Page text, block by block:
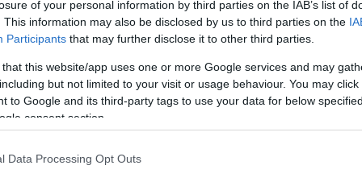
of your personal information by third parties on the IAB’s list of
This information may also be disclosed by us to third parties on the
Participants that may further disclose it to other third parties.
that this website/app uses one or more Google services and may
but not limited to your visit or usage behaviour. You may
to Google and its third-party tags to use your data for below
consent section.
Data Processing Opt Outs
affrontato infortuni, è stato emarginato e
preoccupazioni professionali sono ora
una situazione ben più grave con la sua
un cancro. Il calciatore ha condiviso sui
moglie, che ha iniziato il suo percorso
ha sottolineato che la loro sfida
giorni, Marcao ha postato vari